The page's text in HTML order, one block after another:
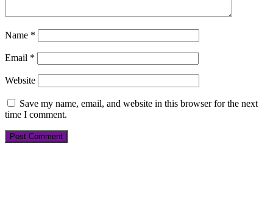
Name *
Email *
Website
Save my name, email, and website in this browser for the next
time I comment.